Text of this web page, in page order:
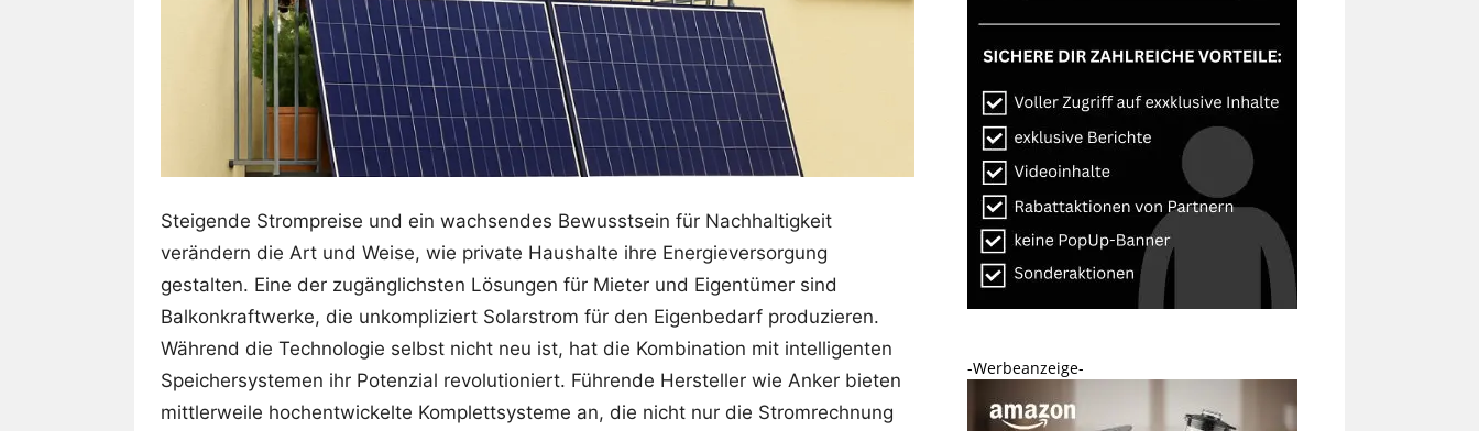
Steigende Strompreise und ein wachsendes Bewusstsein für Nachhaltigkeit
verändern die Art und Weise, wie private Haushalte ihre Energieversorgung
gestalten. Eine der zugänglichsten Lösungen für Mieter und Eigentümer sind
Balkonkraftwerke, die unkompliziert Solarstrom für den Eigenbedarf produzieren.
Während die Technologie selbst nicht neu ist, hat die Kombination mit intelligenten
Speichersystemen ihr Potenzial revolutioniert. Führende Hersteller wie Anker bieten
mittlerweile hochentwickelte Komplettsysteme an, die nicht nur die Stromrechnung
-Werbeanzeige-